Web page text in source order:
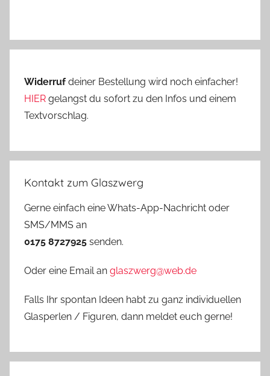
Widerrufdeiner Bestellung wird noch einfacher!
HIER gelangst du sofort zu den Infos und einem
Textvorschlag.
Kontakt zum Glaszwerg
Gerne einfach eine Whats-App-Nachricht oder
SMS/MMS an
0175 8727925 senden.
Oder eine Email an glaszwerg@web.de
Falls Ihr spontan Ideen habt zu ganz individuellen
Glasperlen / Figuren, dann meldet euch gerne!